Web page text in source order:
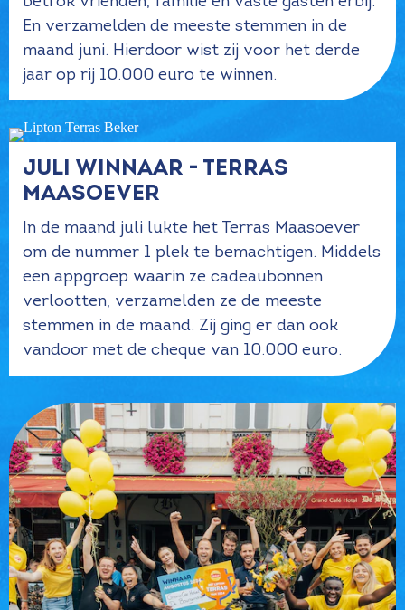
En verzamelden de meeste stemmen in de
maand juni. Hierdoor wist zij voor het derde
jaar op rij 10.000 euro te winnen.
Juli winnaar - Terras
Maasoever
In de maand juli lukte het Terras Maasoever
om de nummer 1 plek te bemachtigen. Middels
een appgroep waarin ze cadeaubonnen
verlootten, verzamelden ze de meeste
stemmen in de maand. Zij ging er dan ook
vandoor met de cheque van 10.000 euro.